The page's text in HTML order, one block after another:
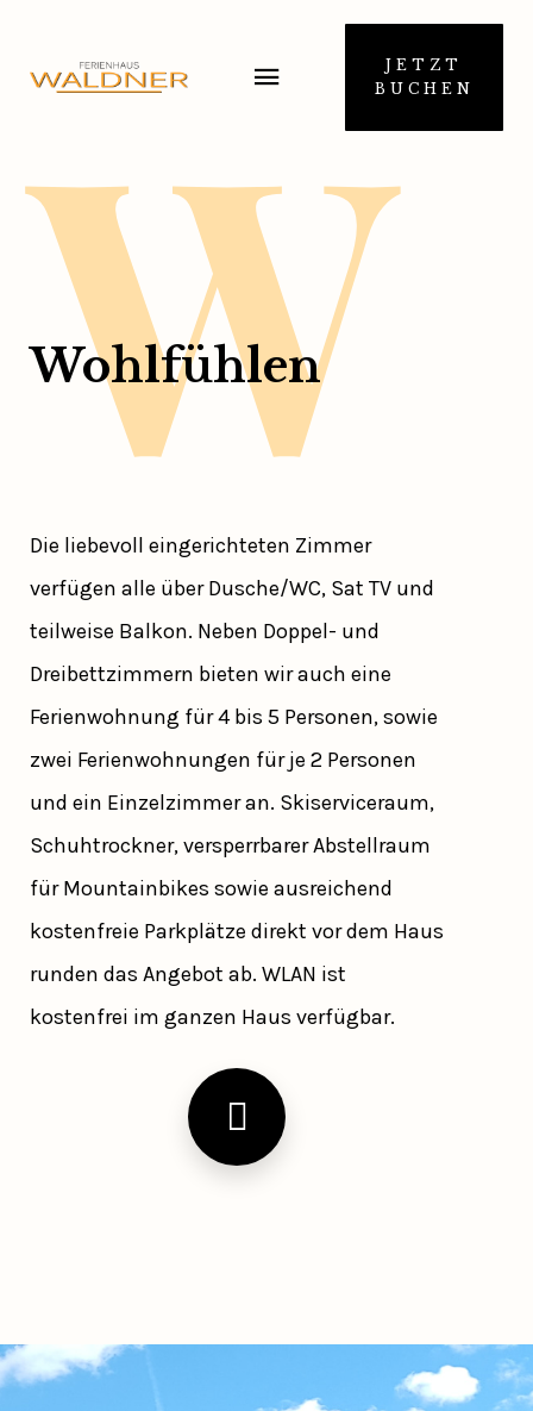
JETZT
BUCHEN
W
Wohlfühlen
Die liebevoll eingerichteten Zimmer
verfügen alle über Dusche/WC, Sat TV und
teilweise Balkon. Neben Doppel- und
Dreibettzimmern bieten wir auch eine
Ferienwohnung für 4 bis 5 Personen, sowie
zwei Ferienwohnungen für je 2 Personen
und ein Einzelzimmer an. Skiserviceraum,
Schuhtrockner, versperrbarer Abstellraum
für Mountainbikes sowie ausreichend
kostenfreie Parkplätze direkt vor dem Haus
runden das Angebot ab. WLAN ist
kostenfrei im ganzen Haus verfügbar.